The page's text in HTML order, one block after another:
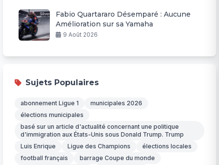
Fabio Quartararo Désemparé : Aucune
Amélioration sur sa Yamaha
9 Août 2026
Sujets Populaires
abonnement Ligue 1
municipales 2026
élections municipales
basé sur un article d'actualité concernant une politique
d'immigration aux États-Unis sous Donald Trump. Trump
Luis Enrique
Ligue des Champions
élections locales
football français
barrage Coupe du monde